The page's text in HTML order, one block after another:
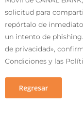
solicitud para
repórtalo de
un intento de
de privacidad»,
Condiciones y las
Regresar